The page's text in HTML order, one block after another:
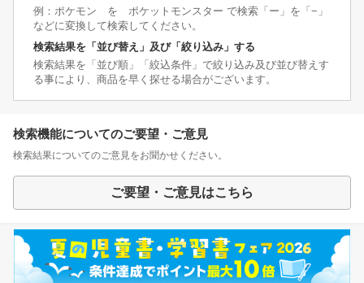
例：ポケモン を ポケットモンスター で検索「ー」を「−」
などに変換して検索してください。
検索結果を「並び替え」及び「絞り込み」する
検索結果を「並び順」「絞込条件」で絞り込み及び並び替えす
る事により、商品を早く探せる場合がございます。
検索機能についてのご要望・ご意見
検索結果についてのご意見をお聞かせください。
ご要望・ご意見はこちら